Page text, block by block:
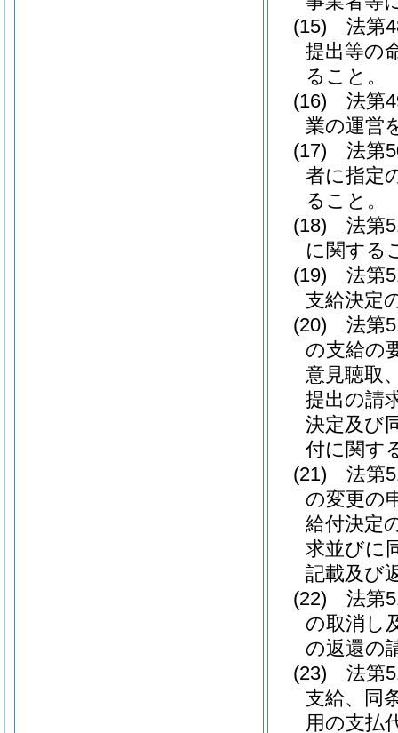
(15)
法第
提出等の
ること。
(16)
法第
業の運営
(17)
法第
者に指定
ること。
(18)
法第
に関する
(19)
法第
支給決定
(20)
法第
の支給の
意見聴取
提出の請
決定及び
付に関す
(21)
法第
の変更の
給付決定
求並びに
記載及び
(22)
法第
の取消し
の返還の
(23)
法第
支給、同
用の支払